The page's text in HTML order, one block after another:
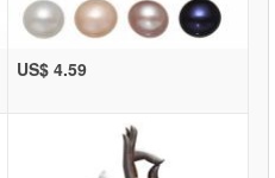
US$ 4.59